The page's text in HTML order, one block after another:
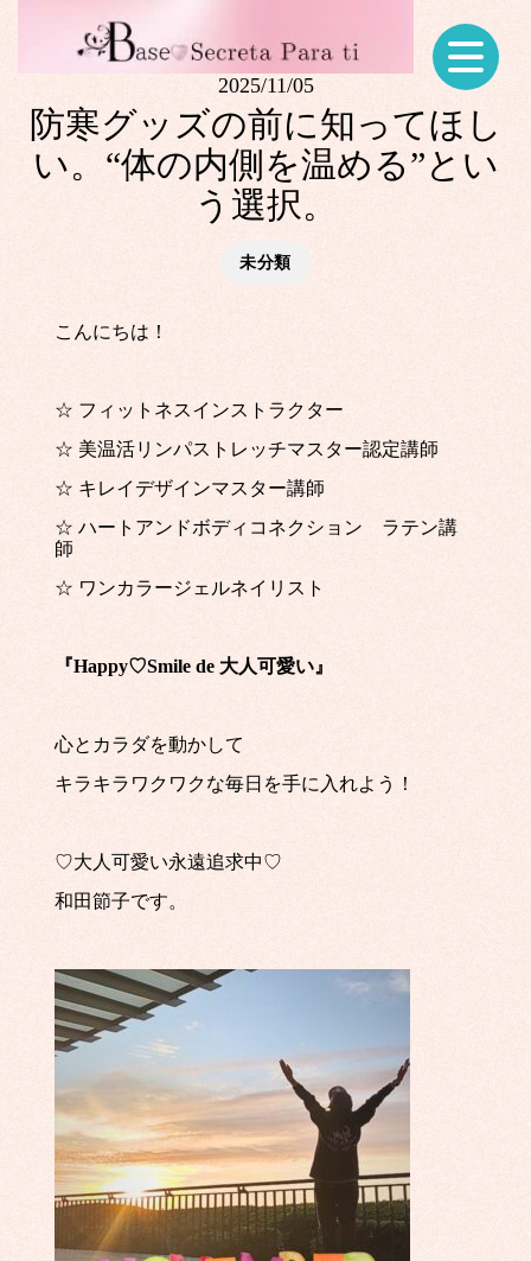
2025/11/05
防寒グッズの前に知ってほし
い。“体の内側を温める”とい
う選択。
未分類
こんにちは！
☆ フィットネスインストラクター
☆ 美温活リンパストレッチマスター認定講師
☆ キレイデザインマスター講師
☆ ハートアンドボディコネクション ラテン講
師
☆ ワンカラージェルネイリスト
『Happy♡Smile de 大人可愛い』
心とカラダを動かして
キラキラワクワクな毎日を手に入れよう！
♡大人可愛い永遠追求中♡
和田節子です。